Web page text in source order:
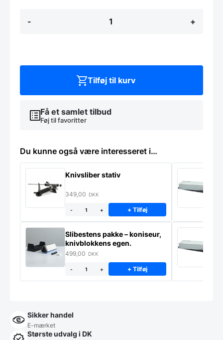
-
TSUCHIMON
m.
antal
+
Få et samlet tilbud
Føj til favoritter
Tilføj til kurv
Du kunne også være interesseret i…
Knivsliber stativ
349,00 DKK
- + + Tilføj
Slibestens pakke – koniseur,
knivblokkens egen.
499,00 DKK
- + + Tilføj
Sikker handel
E-mærket
Største udvalg i DK